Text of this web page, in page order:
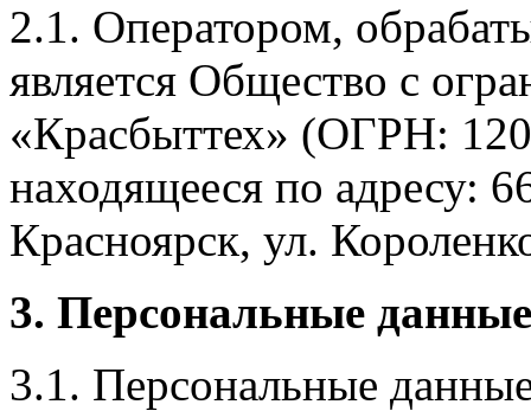
2.1. Оператором,
является Общество с
«Красбыттех» (ОГРН:
находящееся по адресу:
Красноярск, ул.
3. Персональные
3.1. Персональные